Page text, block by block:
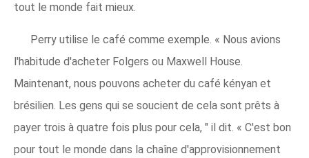
tout le monde fait mieux.
Perry utilise le café comme exemple. « Nous avions
l'habitude d'acheter Folgers ou Maxwell House.
Maintenant, nous pouvons acheter du café kényan et
brésilien. Les gens qui se soucient de cela sont prêts à
payer trois à quatre fois plus pour cela, " il dit. « C'est bon
pour tout le monde dans la chaîne d'approvisionnement